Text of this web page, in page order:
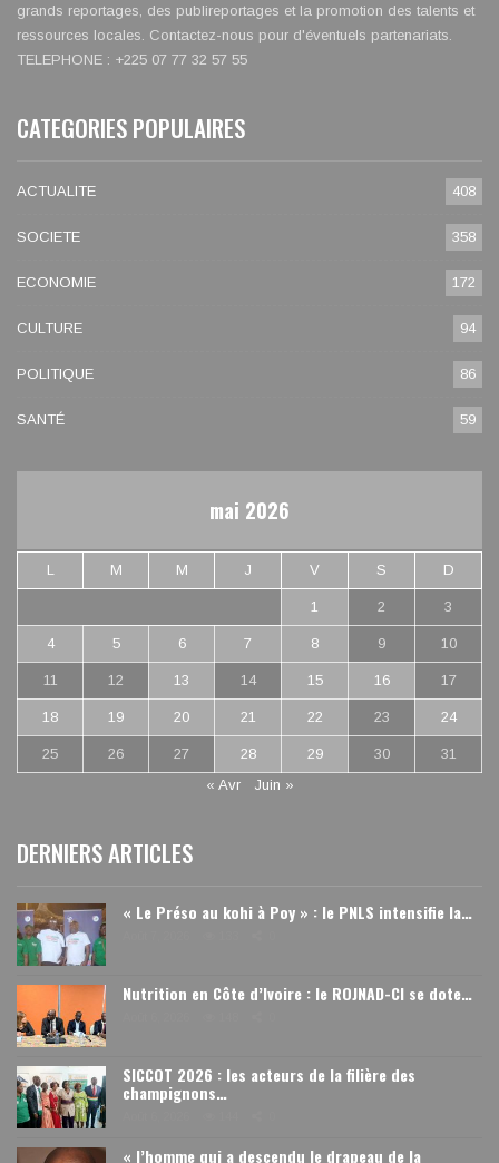
grands reportages, des publireportages et la promotion des talents et
ressources locales. Contactez-nous pour d'éventuels partenariats.
TELEPHONE : +225 07 77 32 57 55
CATEGORIES POPULAIRES
ACTUALITE 408
SOCIETE 358
ECONOMIE 172
CULTURE 94
POLITIQUE 86
SANTÉ 59
mai 2026
L M M J V S D
1 2 3
4 5 6 7 8 9 10
11 12 13 14 15 16 17
18 19 20 21 22 23 24
25 26 27 28 29 30
31
« Avr
Juin »
DERNIERS ARTICLES
« Le Préso au kohi à Poy » : le PNLS intensifie la…
Nutrition en Côte d’Ivoire : le ROJNAD-CI se dote…
SICCOT 2026 : les acteurs de la filière des
champignons…
« l’homme qui a descendu le drapeau de la